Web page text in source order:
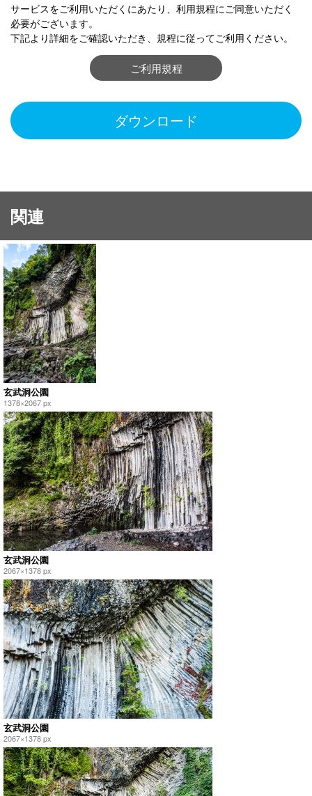
サービスをご利用いただくにあたり、利用規程にご同意いただく
必要がございます。
下記より詳細をご確認いただき、規程に従ってご利用ください。
ご利用規程
ダウンロード
関連
玄武洞公園
1378×2067 px
玄武洞公園
2067×1378 px
玄武洞公園
2067×1378 px